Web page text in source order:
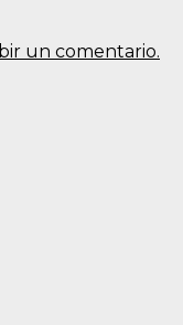
un comentario.